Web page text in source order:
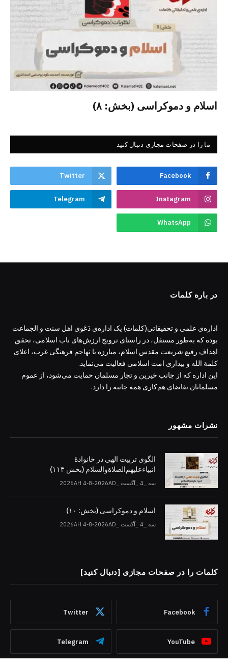
اسلام و دموکراسی (بخش: ۸)
ما را در صفحات مجازی دنبال کنید
Facebook
Twitter
Instagram
Telegram
WhatsApp
در باره کلمات
اداره‌ی علمی و تحقیقاتی(کلمات) یک اداره‌ی دَعَوی اهل سنت و الجماعت
بوده که به‌طور مستقل، در راستای ترویج ارزش‌های ناب اسلامی، تحقق
اهداف رفیع شریعت مقدس اسلام، مبارزه با تهاجم فرهنگی غرب، اعلای
کلمة الله و بیداری امت اسلامی فعالیت می‌نماید.
این اداره که از جانب خیرین و تجار مسلمان حمایت می‌شود، از عموم
مسلمانان تقاضای هم‌کاری همه جانبه را دارد.
نشرات مشهور
الگوی تربیت الهی در خانوادۀ
انبیاءعلیهم‌الصلاةو‌السلام (بخش ۱۱۳)
سه _4 _آگست _2026AH 4-8-2026AD
اسلام و دموکراسی (بخش: ۱۰)
سه _4 _آگست _2026AH 4-8-2026AD
کلمات را در صفحات مجازی [دنبال کنید]
Facebook
Twitter
YouTube
Telegram